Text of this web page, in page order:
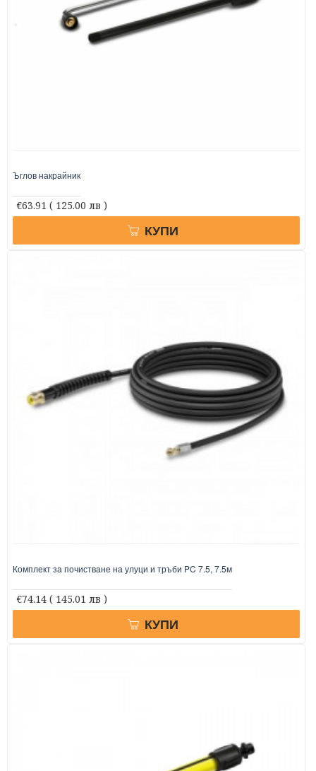
Ъглов накрайник
€63.91 ( 125.00 лв )
КУПИ
Комплект за почистване на улуци и тръби PC 7.5, 7.5м
€74.14 ( 145.01 лв )
КУПИ